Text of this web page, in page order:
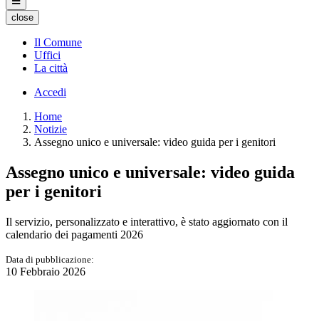
close
Il Comune
Uffici
La città
Accedi
Home
Notizie
Assegno unico e universale: video guida per i genitori
Assegno unico e universale: video guida
per i genitori
Il servizio, personalizzato e interattivo, è stato aggiornato con il
calendario dei pagamenti 2026
Data di pubblicazione:
10 Febbraio 2026